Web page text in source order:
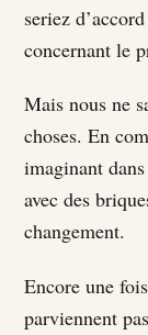
seriez
concernant le
Mais nous ne
choses. En
imaginant
avec des
changement.
Encore une
parviennent